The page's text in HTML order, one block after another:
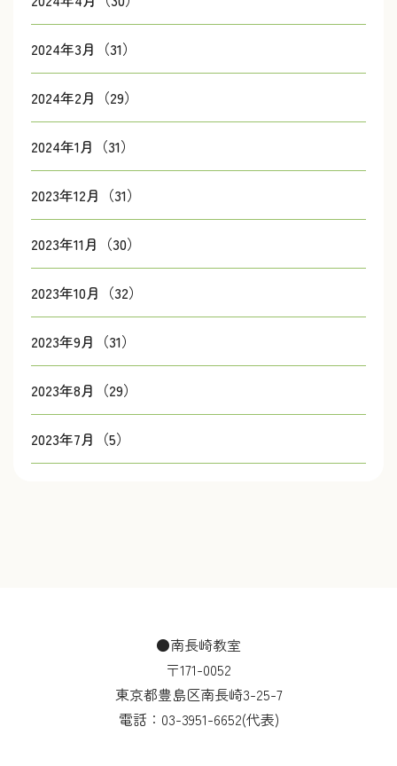
2024年3月（31）
2024年2月（29）
2024年1月（31）
2023年12月（31）
2023年11月（30）
2023年10月（32）
2023年9月（31）
2023年8月（29）
2023年7月（5）
●南長崎教室
〒171-0052
東京都豊島区南長崎3-25-7
電話： 03-3951-6652(代表)